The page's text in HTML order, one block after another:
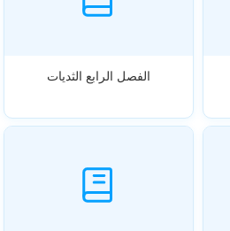
الفصل الرابع الثديات